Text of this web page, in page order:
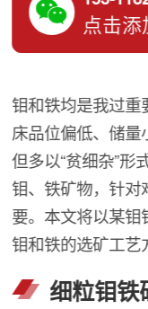
点击
钼和铁均是我过
床品位偏低、储量
但多以“贫细杂”形
钼、铁矿物，针
要。本文将以某
钼和铁的选矿工艺
细粒钼铁